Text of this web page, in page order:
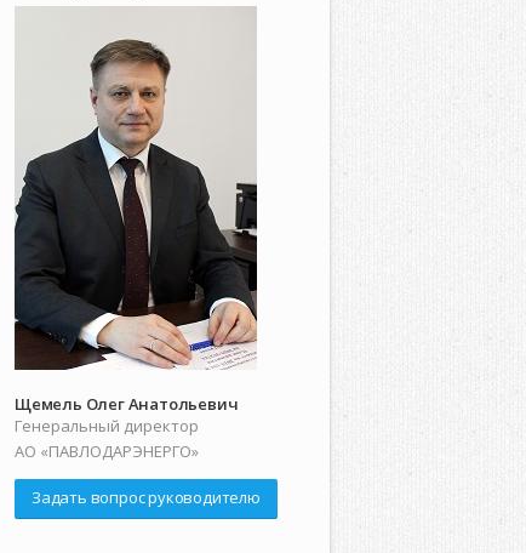
Щемель Олег Анатольевич
Генеральный директор
АО «ПАВЛОДАРЭНЕРГО»
Задать вопрос руководителю